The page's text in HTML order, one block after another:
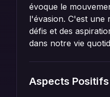
évoque le
l'évasion. C'est une
défis et des
dans notre vie
Aspects Positifs